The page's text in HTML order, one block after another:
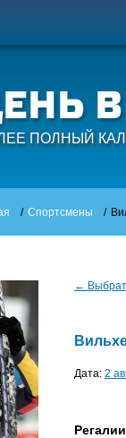
ПОЛНЫЙ
/ Спортсмены /
←
Дата: 2